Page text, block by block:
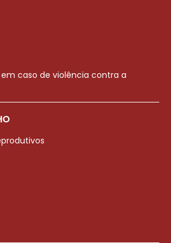
caso de violência contra a